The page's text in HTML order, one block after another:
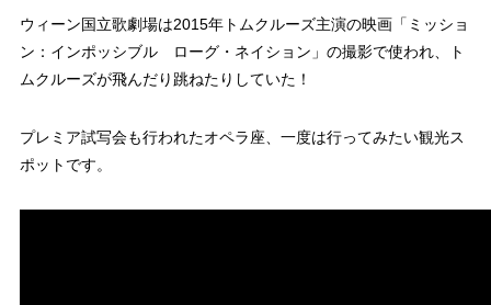
ウィーン国立歌劇場は2015年トムクルーズ主演の映画「ミッショ
ン：インポッシブル ローグ・ネイション」の撮影で使われ、ト
ムクルーズが飛んだり跳ねたりしていた！
プレミア試写会も行われたオペラ座、一度は行ってみたい観光ス
ポットです。